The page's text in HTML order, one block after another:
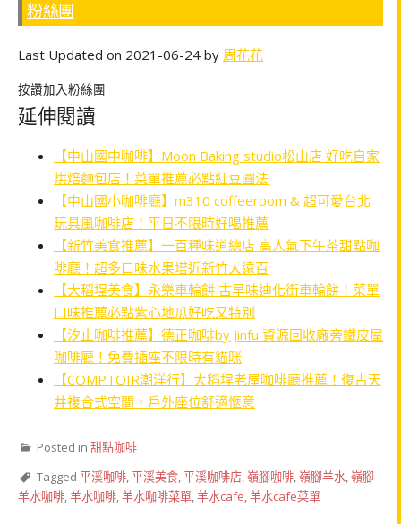
粉絲團
Last Updated on 2021-06-24 by 周花花
按讚加入粉絲團
延伸閱讀
【中山國中咖啡】Moon Baking studio松山店 好吃自家
烘焙麵包店！菜單推薦必點紅豆圓法
【中山國小咖啡廳】m310 coffeeroom & 超可愛台北
玩具風咖啡店！平日不限時好喝推薦
【新竹美食推薦】一百種味道總店 高人氣下午茶甜點咖
啡廳！超多口味水果塔近新竹大遠百
【大稻埕美食】永樂車輪餅 古早味迪化街車輪餅！菜單
口味推薦必點紫心地瓜好吃又特別
【汐止咖啡推薦】德正咖啡by Jinfu 資源回收廠旁鐵皮屋
咖啡廳！免費插座不限時有貓咪
【COMPTOIR潮洋行】大稻埕老屋咖啡廳推薦！復古天
井複合式空間，戶外座位舒適愜意
Posted in 甜點咖啡
Tagged 平溪咖啡,平溪美食,平溪咖啡店,嶺腳咖啡,嶺腳羊水,嶺腳
羊水咖啡,羊水咖啡,羊水咖啡菜單,羊水cafe,羊水cafe菜單